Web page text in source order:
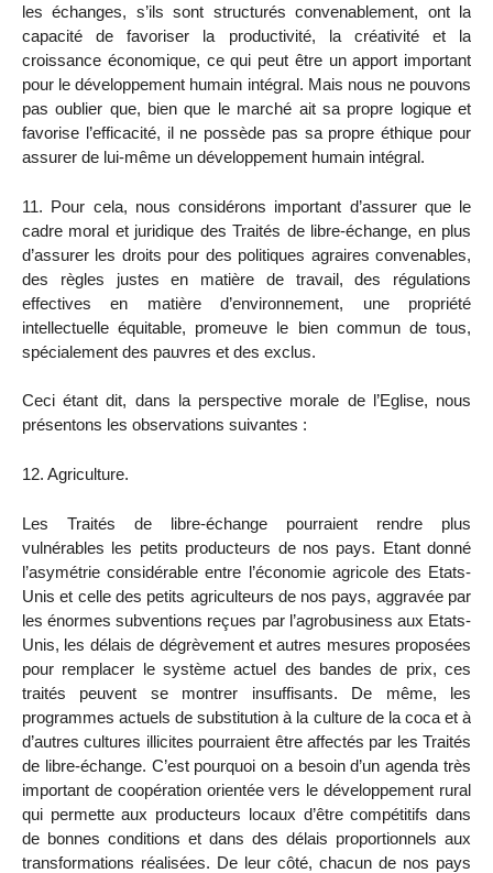
les échanges, s’ils sont structurés convenablement, ont la
capacité de favoriser la productivité, la créativité et la
croissance économique, ce qui peut être un apport important
pour le développement humain intégral. Mais nous ne pouvons
pas oublier que, bien que le marché ait sa propre logique et
favorise l’efficacité, il ne possède pas sa propre éthique pour
assurer de lui-même un développement humain intégral.
11. Pour cela, nous considérons important d’assurer que le
cadre moral et juridique des Traités de libre-échange, en plus
d’assurer les droits pour des politiques agraires convenables,
des règles justes en matière de travail, des régulations
effectives en matière d’environnement, une propriété
intellectuelle équitable, promeuve le bien commun de tous,
spécialement des pauvres et des exclus.
Ceci étant dit, dans la perspective morale de l’Eglise, nous
présentons les observations suivantes :
12. Agriculture.
Les Traités de libre-échange pourraient rendre plus
vulnérables les petits producteurs de nos pays. Etant donné
l’asymétrie considérable entre l’économie agricole des Etats-
Unis et celle des petits agriculteurs de nos pays, aggravée par
les énormes subventions reçues par l’agrobusiness aux Etats-
Unis, les délais de dégrèvement et autres mesures proposées
pour remplacer le système actuel des bandes de prix, ces
traités peuvent se montrer insuffisants. De même, les
programmes actuels de substitution à la culture de la coca et à
d’autres cultures illicites pourraient être affectés par les Traités
de libre-échange. C’est pourquoi on a besoin d’un agenda très
important de coopération orientée vers le développement rural
qui permette aux producteurs locaux d’être compétitifs dans
de bonnes conditions et dans des délais proportionnels aux
transformations réalisées. De leur côté, chacun de nos pays